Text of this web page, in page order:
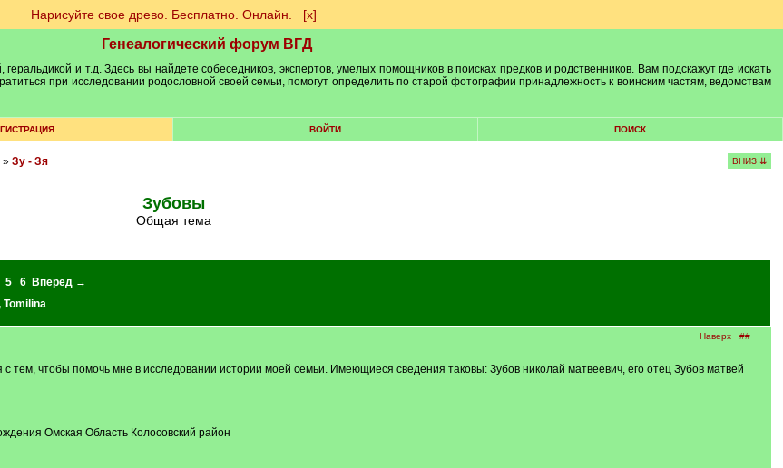
Нарисуйте свое древо. Бесплатно. Онлайн. [х]
Генеалогический форум ВГД
и т.д. Здесь вы найдете собеседников, экспертов, умелых помощников в поисках предков и родственников. Вам подскажут где искать
при исследовании родословной своей семьи, помогут определить по старой фотографии принадлежность к воинским частям, ведомствам
ВОЙТИ ПОИСК
» Зу - Зя ВНИЗ ⇊
Зубовы
Общая тема
5 6
Вперед →
Tomilina
Наверх ##
тем, чтобы помочь мне в исследовании истории моей семьи. Имеющиеся сведения таковы: Зубов николай матвеевич, его отец Зубов матвей
Омская Область Колосовский район